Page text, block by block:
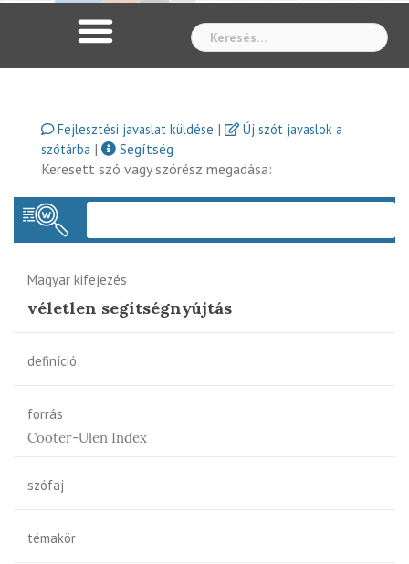
Fejlesztési javaslat küldése |
Új szót javaslok a
szótárba |
Segítség
Keresett szó vagy szórész megadása:
Magyar kifejezés
véletlen segítségnyújtás
definíció
forrás
Cooter-Ulen Index
szófaj
témakör